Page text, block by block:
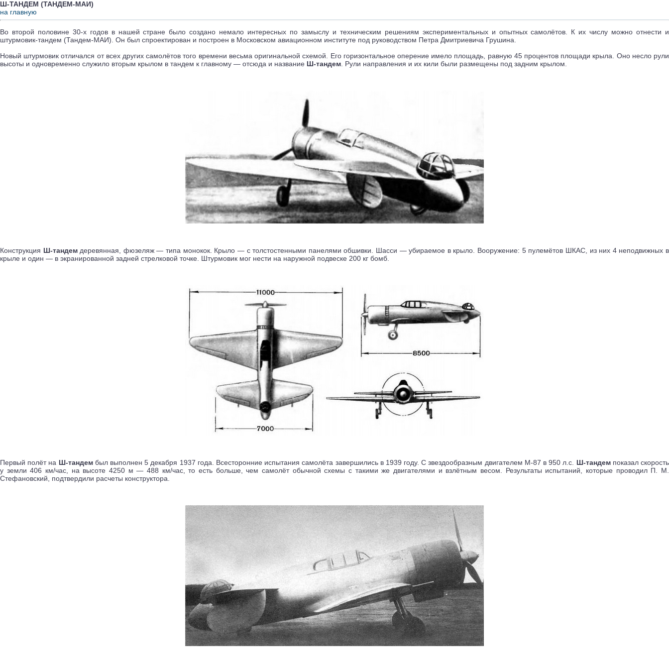
Ш-ТАНДЕМ (ТАНДЕМ-МАИ)
на главную
Во второй половине 30-х годов в нашей стране было создано немало интересных по замыслу и техническим решениям экспериментальных и опытных самолётов. К их числу можно отнести и
штурмовик-тандем (Тандем-МАИ). Он был спроектирован и построен в Московском авиационном институте под руководством Петра Дмитриевича Грушина.
Новый штурмовик отличался от всех других самолётов того времени весьма оригинальной схемой. Его горизонтальное оперение имело площадь, равную 45 процентов площади крыла. Оно несло рули
высоты и одновременно служило вторым крылом в тандем к главному — отсюда и название Ш-тандем . Рули направления и их кили были размещены под задним крылом.
Конструкция Ш-тандемдеревянная, фюзеляж — типа монокок. Крыло — с толстостенными панелями обшивки. Шасси — убираемое в крыло. Вооружение: 5 пулемётов ШКАС, из них 4 неподвижных в
крыле и один — в экранированной задней стрелковой точке. Штурмовик мог нести на наружной подвеске 200 кг бомб.
Первый полёт на Ш-тандембыл выполнен 5 декабря 1937 года. Всесторонние испытания самолёта завершились в 1939 году. С звездообразным двигателем М-87 в 950 л.с. Ш-тандемпоказал скорость
у земли 406 км/час, на высоте 4250 м — 488 км/час, то есть больше, чем самолёт обычной схемы с такими же двигателями и взлётным весом. Результаты испытаний, которые проводил П. М.
Стефановский, подтвердили расчеты конструктора.